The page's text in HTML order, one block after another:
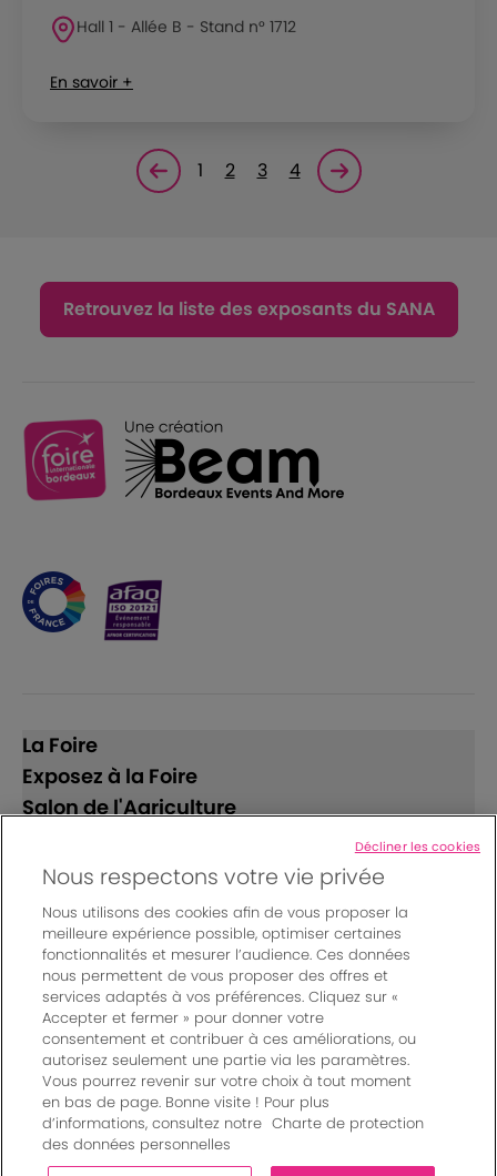
Hall 1 - Allée B - Stand n° 1712
En savoir +
Page précédente
1 2 3 4 Page suivante<
Retrouvez la liste des exposants du SANA
La Foire
Exposez à la Foire
Salon de l'Agriculture
Suivez-nous
© Bordeaux Events And More | Rue Jean Samazeuilh - CS
20088 - 33070 Bordeaux cedex - France
Mentions légales|
Règlement général des manifestations
Un événement organisé par Bordeaux Events And More
Charte de protection des données personnelles
Nous respectons votre vie privée
Nous utilisons des cookies afin de vous proposer la
meilleure expérience possible, optimiser certaines
fonctionnalités et mesurer l’audience. Ces données
nous permettent de vous proposer des offres et
services adaptés à vos préférences. Cliquez sur «
Accepter et fermer » pour donner votre
consentement et contribuer à ces améliorations, ou
autorisez seulement une partie via les paramètres.
Vous pourrez revenir sur votre choix à tout moment
en bas de page. Bonne visite ! Pour plus
d’informations, consultez notre Charte de protection
des données personnelles
Décliner les cookies